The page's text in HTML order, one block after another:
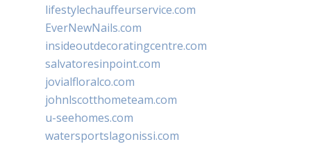
lifestylechauffeurservice.com
EverNewNails.com
insideoutdecoratingcentre.com
salvatoresinpoint.com
jovialfloralco.com
johnlscotthometeam.com
u-seehomes.com
watersportslagonissi.com